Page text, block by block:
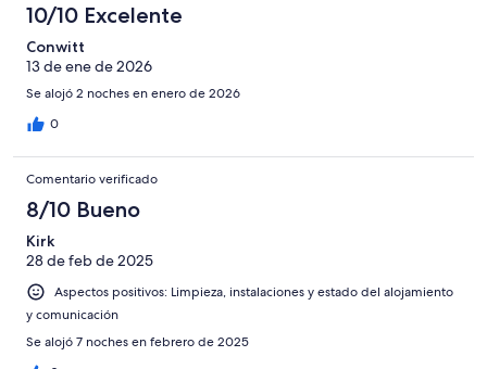
10/10 Excelente
Conwitt
13 de ene de 2026
Se alojó 2 noches en enero de 2026
0
Comentario verificado
8/10 Bueno
Kirk
28 de feb de 2025
Aspectos positivos: Limpieza, instalaciones y estado del alojamiento
y comunicación
Se alojó 7 noches en febrero de 2025